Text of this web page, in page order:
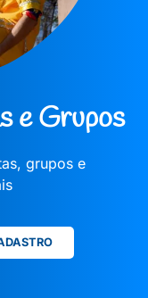
e Grupos
grupos e